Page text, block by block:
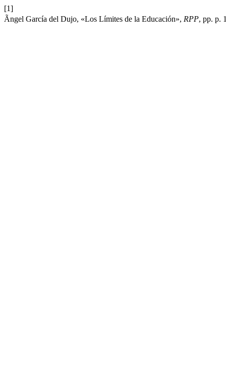
[1]
Ãngel García del Dujo, «Los Límites de la Educación», RPP, pp. p.